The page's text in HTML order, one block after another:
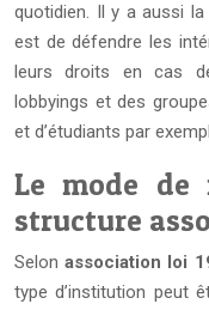
quotidien. Il y a aussi
est de défendre les
leurs droits en cas
lobbyings et des
et d’étudiants par
Le mode de
structure
Selon association loi
type d’institution peut